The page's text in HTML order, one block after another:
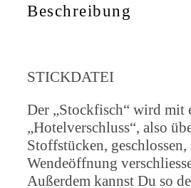
Beschreibung
STICKDATEI
Der „Stockfisch“ wird mit
„Hotelverschluss“, also
Stoffstücken,
Wendeöffnung
Außerdem kannst Du so